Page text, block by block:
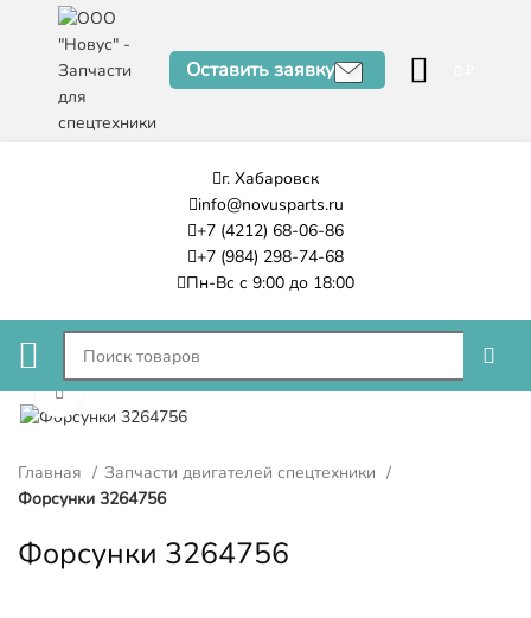
Оставить заявку
г. Хабаровск
info@novusparts.ru
+7 (4212) 68-06-86
+7 (984) 298-74-68
Пн-Вс с 9:00 до 18:00
Нажмите, чтобы увеличить
Главная
Запчасти двигателей спецтехники
Форсунки 3264756
Форсунки 3264756